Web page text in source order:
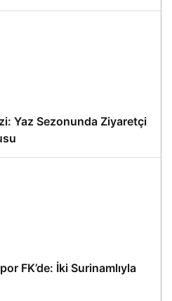
Yaz Sezonunda Ziyaretçi
FK’de: İki Surinamlıyla